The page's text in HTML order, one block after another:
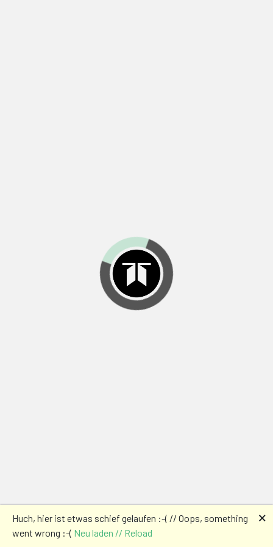
Huch, hier ist etwas schief gelaufen :-( // Oops, something
went wrong :-( Neu laden // Reload
🗙